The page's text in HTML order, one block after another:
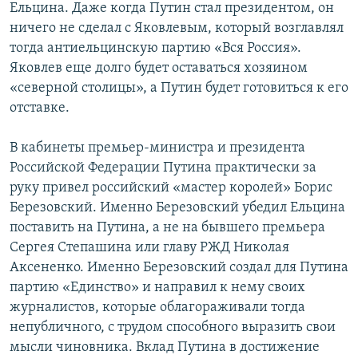
Ельцина. Даже когда Путин стал президентом, он
ничего не сделал с Яковлевым, который возглавлял
тогда антиельцинскую партию «Вся Россия».
Яковлев еще долго будет оставаться хозяином
«северной столицы», а Путин будет готовиться к его
отставке.
В кабинеты премьер-министра и президента
Российской Федерации Путина практически за
руку привел российский «мастер королей» Борис
Березовский. Именно Березовский убедил Ельцина
поставить на Путина, а не на бывшего премьера
Сергея Степашина или главу РЖД Николая
Аксененко. Именно Березовский создал для Путина
партию «Единство» и направил к нему своих
журналистов, которые облагораживали тогда
непубличного, с трудом способного выразить свои
мысли чиновника. Вклад Путина в достижение